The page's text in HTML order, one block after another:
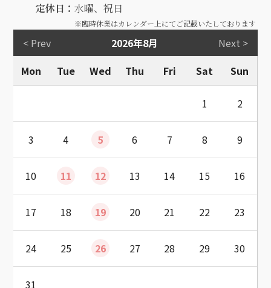
定休日：水曜、祝日
※臨時休業はカレンダー上にてご記載いたしております
< Prev 2026年8月
Next >
Mon
Tue Wed Thu Fri Sat Sun
1 2
3 4 5 6 7 8 9
10 11 12 13 14 15 16
17 18 19 20 21 22 23
24 25 26 27 28 29 30
31